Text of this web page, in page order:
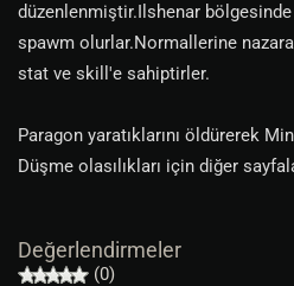
düzenlenmiştir.Ilshenar
spawm olurlar.Normallerine
stat ve skill'e sahiptirler.
Paragon yaratıklarını öldürerek
Düşme olasılıkları için diğer
Değerlendirmeler
(0)